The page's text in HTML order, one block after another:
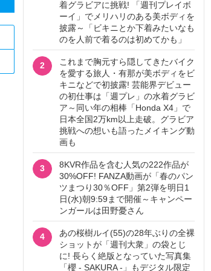
着グラビアに挑戦! 「週刊プレイボ
ーイ」でメリハリのある美ボディを
披露～「ビキニとか下着みたいなも
のを人前で着るのは初めてかも」
2
これまで胸元すら隠してきたバイク
を愛する旅人・有那が美ボディをビ
キニなどで初披露! 芸能界デビュー
の初仕事は「週プレ」の水着グラビ
ア～同い年の相棒「Honda X4」で
日本全国2万km以上走破。グラビア
挑戦への想いも語ったメイキング動
画も
3
8KVR作品を含む人気の222作品が
30%OFF! FANZA動画が「春のパン
ツまつり30％OFF」第2弾を明日1
日(水)朝9:59まで開催～キャンペー
ンガールは田野憂さん
4
あの桜樹ルイ(55)の28年ぶりの全裸
ショットが「週刊大衆」の袋とじ
に! 長らく絶版となっていた写真集
「櫻 - SAKURA -」もデジタル限定